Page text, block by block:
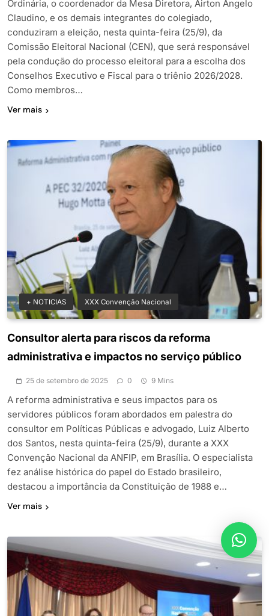
Ordinária, o coordenador da Mesa Diretora, Airton Angelo
Claudino, e os demais integrantes do colegiado,
conduziram a eleição, nesta quinta-feira (25/9), da
Comissão Eleitoral Nacional (CEN), que será responsável
pela condução do processo eleitoral para a escolha dos
Conselhos Executivo e Fiscal para o triênio 2026/2028.
Como membros…
Ver mais
+ NOTICIAS XXX Convenção Nacional
Consultor alerta para riscos da reforma
administrativa e impactos no serviço público
25 de setembro de 2025 0 9 Mins
A reforma administrativa e seus impactos para os
servidores públicos foram abordados em palestra do
consultor em Políticas Públicas e advogado, Luiz Alberto
dos Santos, nesta quinta-feira (25/9), durante a XXX
Convenção Nacional da ANFIP, em Brasília. O especialista
fez análise histórica do papel do Estado brasileiro,
destacou a importância da Constituição de 1988 e…
Ver mais